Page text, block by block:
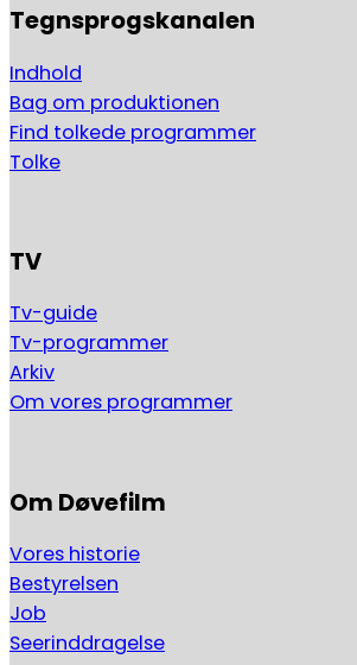
Tegnsprogskanalen
Indhold
Bag om produktionen
Find tolkede programmer
Tolke
TV
Tv-guide
Tv-programmer
Arkiv
Om vores programmer
Om Døvefilm
Vores historie
Bestyrelsen
Job
Seerinddragelse